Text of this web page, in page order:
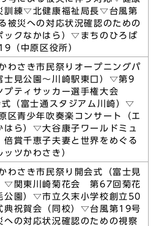
訓練▽北健康福祉局長▽台風第
被災への対応状況確認のための
ックなかはら）▽まちのひろば
（中原区役所）
わさき市民祭りオープニングパ
士見公園～川崎駅東口）▽第9
プティサッカー選手権大会
（富士通スタジアム川崎）▽
区青少年吹奏楽コンサート（エ
はら）▽大谷康子ワールドミュ
賞千恵子夫妻と世界をめぐる
ッツかわさき）
わさき市民祭り開会式（富士見
▽関東川崎菊花会 第67回菊花
公園）▽市立久末小学校創立50
典祝賀会（同校）▽台風第19号
への対応状況確認のための視察